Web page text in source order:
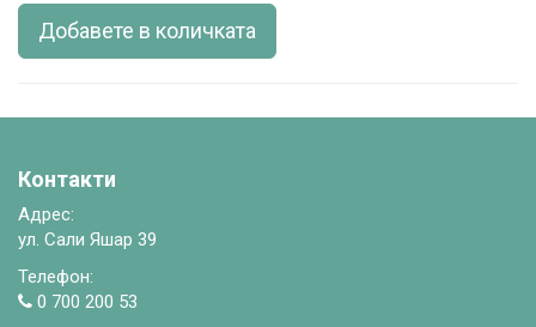
Добавете в количката
Контакти
Адрес:
ул. Сали Яшар 39
Телефон:
0 700 200 53